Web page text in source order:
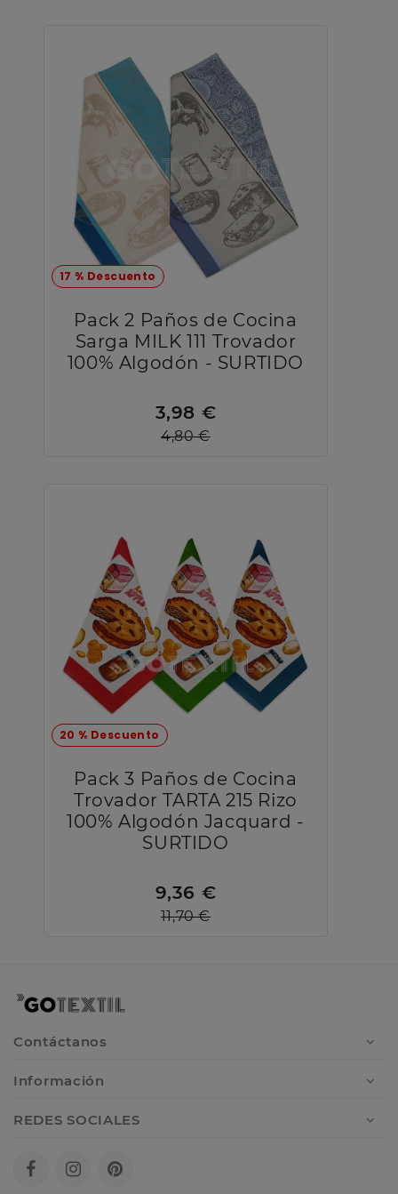
17 % Descuento
Pack 2 Paños de Cocina
Sarga MILK 111 Trovador
100% Algodón - SURTIDO
3,98 €
4,80 €
20 % Descuento
Pack 3 Paños de Cocina
Trovador TARTA 215 Rizo
100% Algodón Jacquard -
SURTIDO
9,36 €
11,70 €
Contáctanos
Información
REDES SOCIALES